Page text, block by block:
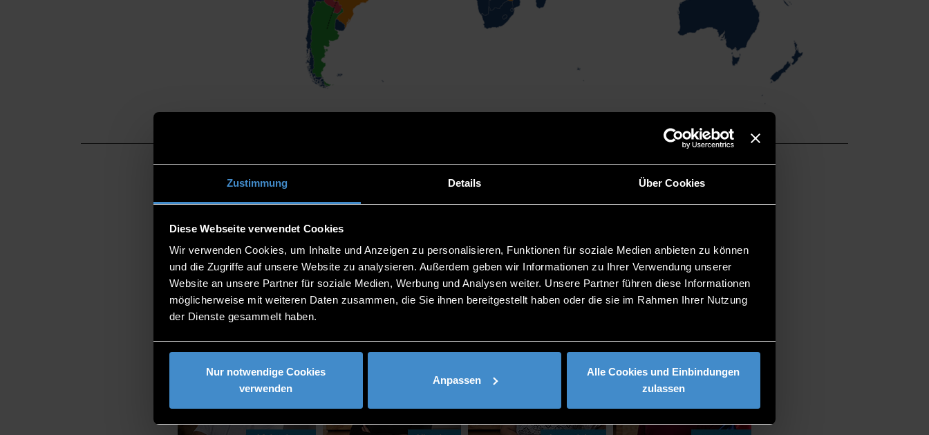
Zustimmung Details Über Cookies
Diese Webseite verwendet Cookies
Wir verwenden Cookies, um Inhalte und Anzeigen zu personalisieren, Funktionen für soziale Medien anbieten zu können
und die Zugriffe auf unsere Website zu analysieren. Außerdem geben wir Informationen zu Ihrer Verwendung unserer
Website an unsere Partner für soziale Medien, Werbung und Analysen weiter. Unsere Partner führen diese Informationen
möglicherweise mit weiteren Daten zusammen, die Sie ihnen bereitgestellt haben oder die sie im Rahmen Ihrer Nutzung
der Dienste gesammelt haben.
Nur notwendige Cookies
verwenden
Anpassen
Alle Cookies und Einbindungen
zulassen
80 nationen - eine hochschule
Hier gibt es auch das komplette80 Nationen Buch als Online-Katalogzum durchblättern.